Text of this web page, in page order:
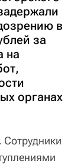
в
за
на
органах
Сотрудники